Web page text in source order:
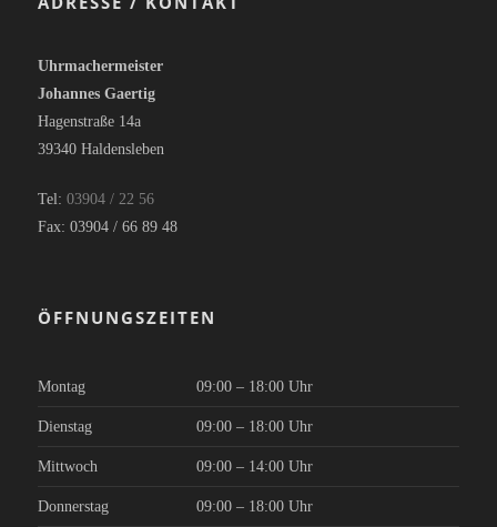
Uhrmachermeister
Johannes Gaertig
Hagenstraße 14a
39340 Haldensleben
Tel: 03904 / 22 56
Fax: 03904 / 66 89 48
ÖFFNUNGSZEITEN
Montag 09:00 – 18:00 Uhr
Dienstag 09:00 – 18:00 Uhr
Mittwoch 09:00 – 14:00 Uhr
Donnerstag 09:00 – 18:00 Uhr